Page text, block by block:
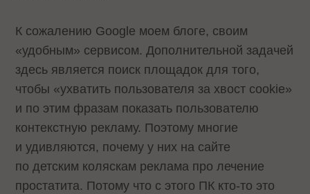
К сожалению Google моем блоге, своим
«удобным» сервисом. Дополнительной задачей
здесь является поиск площадок для того,
чтобы «ухватить пользователя за хвост cookie»
и по этим фразам показать пользователю
контекстную рекламу. Поэтому многие
и удивляются, почему у них на сайте
по детским коляскам реклама про лечение
простатита. Потому что с этого ПК кто-то это